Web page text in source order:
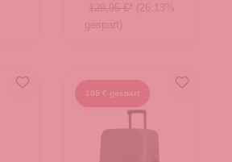
129,95 €* (26.13%
gespart)
105 € gespart